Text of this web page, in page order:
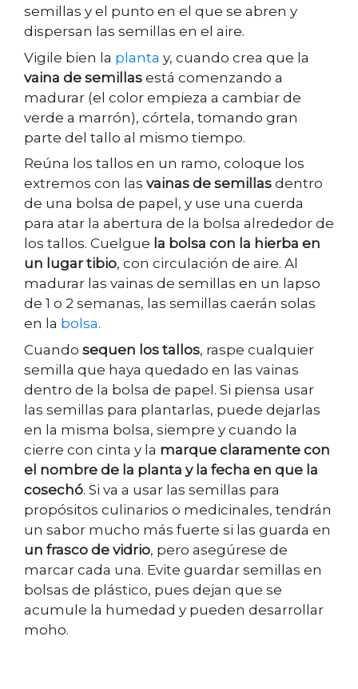
semillas y el punto en el que se abren y
dispersan las semillas en el aire.
Vigile bien la planta y, cuando crea que la
vaina de semillas está comenzando a
madurar (el color empieza a cambiar de
verde a marrón), córtela, tomando gran
parte del tallo al mismo tiempo.
Reúna los tallos en un ramo, coloque los
extremos con las vainas de semillas dentro
de una bolsa de papel, y use una cuerda
para atar la abertura de la bolsa alrededor de
los tallos. Cuelgue la bolsa con la hierba en
un lugar tibio, con circulación de aire. Al
madurar las vainas de semillas en un lapso
de 1 o 2 semanas, las semillas caerán solas
en la bolsa.
Cuando sequen los tallos, raspe cualquier
semilla que haya quedado en las vainas
dentro de la bolsa de papel. Si piensa usar
las semillas para plantarlas, puede dejarlas
en la misma bolsa, siempre y cuando la
cierre con cinta y la marque claramente con
el nombre de la planta y la fecha en que la
cosechó. Si va a usar las semillas para
propósitos culinarios o medicinales, tendrán
un sabor mucho más fuerte si las guarda en
un frasco de vidrio, pero asegúrese de
marcar cada una. Evite guardar semillas en
bolsas de plástico, pues dejan que se
acumule la humedad y pueden desarrollar
moho.